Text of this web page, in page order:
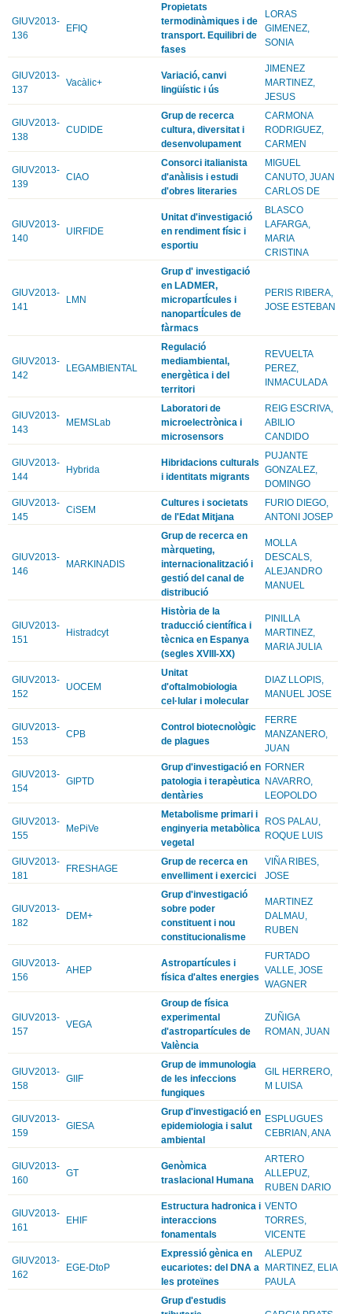
GIUV2013-
136
EFIQ
Propietats
termodinàmiques i de
transport. Equilibri de
fases
LORAS
GIMENEZ,
SONIA
GIUV2013-
137
Vacàlic+
Variació, canvi
lingüístic i ús
JIMENEZ
MARTINEZ,
JESUS
GIUV2013-
138
CUDIDE
Grup de recerca
cultura, diversitat i
desenvolupament
CARMONA
RODRIGUEZ,
CARMEN
GIUV2013-
139
CIAO
Consorci italianista
d'anàlisis i estudi
d'obres literaries
MIGUEL
CANUTO, JUAN
CARLOS DE
GIUV2013-
140
UIRFIDE
Unitat d'investigació
en rendiment físic i
esportiu
BLASCO
LAFARGA,
MARIA
CRISTINA
GIUV2013-
141
LMN
Grup d' investigació
en LADMER,
micropartÍcules i
nanopartÍcules de
fàrmacs
PERIS RIBERA,
JOSE ESTEBAN
GIUV2013-
142
LEGAMBIENTAL
Regulació
mediambiental,
energètica i del
territori
REVUELTA
PEREZ,
INMACULADA
GIUV2013-
143
MEMSLab
Laboratori de
microelectrònica i
microsensors
REIG ESCRIVA,
ABILIO
CANDIDO
GIUV2013-
144
Hybrida
Hibridacions culturals
i identitats migrants
PUJANTE
GONZALEZ,
DOMINGO
GIUV2013-
145
CiSEM
Cultures i societats
de l'Edat Mitjana
FURIO DIEGO,
ANTONI JOSEP
GIUV2013-
146
MARKINADIS
Grup de recerca en
màrqueting,
internacionalització i
gestió del canal de
distribució
MOLLA
DESCALS,
ALEJANDRO
MANUEL
GIUV2013-
151
Histradcyt
Història de la
traducció científica i
tècnica en Espanya
(segles XVIII-XX)
PINILLA
MARTINEZ,
MARIA JULIA
GIUV2013-
152
UOCEM
Unitat
d'oftalmobiologia
cel·lular i molecular
DIAZ LLOPIS,
MANUEL JOSE
GIUV2013-
153
CPB
Control biotecnològic
de plagues
FERRE
MANZANERO,
JUAN
GIUV2013-
154
GIPTD
Grup d'investigació en
patologia i terapèutica
dentàries
FORNER
NAVARRO,
LEOPOLDO
GIUV2013-
155
MePiVe
Metabolisme primari i
enginyeria metabòlica
vegetal
ROS PALAU,
ROQUE LUIS
GIUV2013-
181
FRESHAGE
Grup de recerca en
envelliment i exercici
VIÑA RIBES,
JOSE
GIUV2013-
182
DEM+
Grup d'investigació
sobre poder
constituent i nou
constitucionalisme
MARTINEZ
DALMAU,
RUBEN
GIUV2013-
156
AHEP
Astropartícules i
física d'altes energies
FURTADO
VALLE, JOSE
WAGNER
GIUV2013-
157
VEGA
Group de física
experimental
d'astropartícules de
València
ZUÑIGA
ROMAN, JUAN
GIUV2013-
158
GIIF
Grup de immunologia
de les infeccions
fungiques
GIL HERRERO,
M LUISA
GIUV2013-
159
GIESA
Grup d'investigació en
epidemiologia i salut
ambiental
ESPLUGUES
CEBRIAN, ANA
GIUV2013-
160
GT
Genòmica
traslacional Humana
ARTERO
ALLEPUZ,
RUBEN DARIO
GIUV2013-
161
EHIF
Estructura hadronica i
interaccions
fonamentals
VENTO
TORRES,
VICENTE
GIUV2013-
162
EGE-DtoP
Expressió gènica en
eucariotes: del DNA a
les proteïnes
ALEPUZ
MARTINEZ, ELIA
PAULA
Grup d'estudis